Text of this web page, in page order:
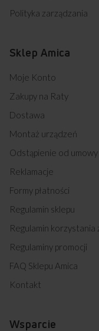
Polityka zarządzania
Sklep Amica
Moje Konto
Zakupy na Raty
Dostawa
Montaż urządzeń
Odstąpienie od umowy
Reklamacje
Formy płatności
Regulamin sklepu
Regulamin
Regulaminy promocji
FAQ Sklepu Amica
Kontakt
Wsparcie